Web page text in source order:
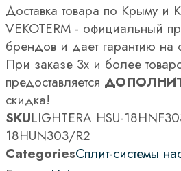
Доставка товара по Крыму и
VEKOTERM - официальный
брендов и дает гарантию на
При заказе 3х и более
предоставляется
скидка!
SKULIGHTERA HSU-
18HUN303/R2
CategoriesСплит-системы